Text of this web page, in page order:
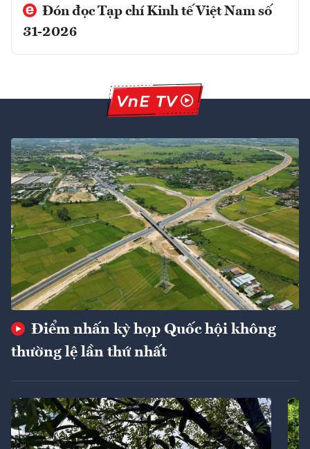
Đón đọc Tạp chí Kinh tế Việt Nam số
31-2026
Điểm nhấn kỳ họp Quốc hội không
thường lệ lần thứ nhất